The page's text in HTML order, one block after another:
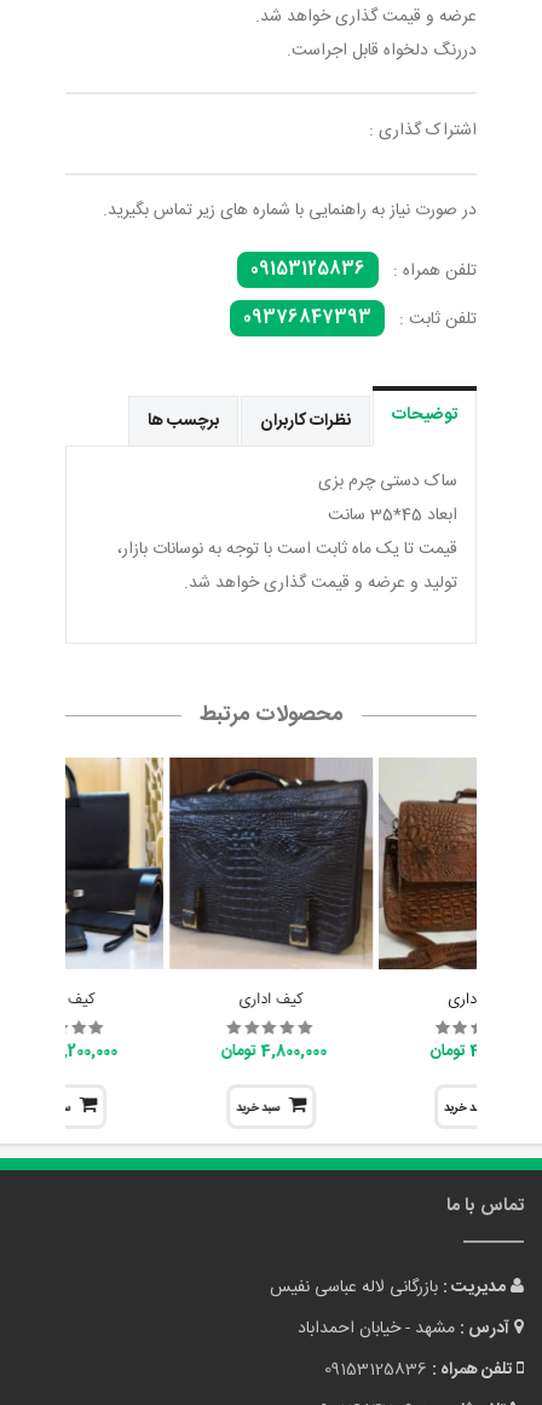
عرضه و قیمت گذاری خواهد شد.
دررنگ دلخواه قابل اجراست.
اشتراک گذاری :
در صورت نیاز به راهنمایی با شماره های زیر تماس بگیرید.
تلفن همراه :
09153125836
تلفن ثابت :
09376847393
توضیحات نظرات کاربران برچسب ها
ساک دستی چرم بزی
ابعاد 45*35 سانت
قیمت تا یک ماه ثابت است با توجه به نوسانات بازار،
تولید و عرضه و قیمت گذاری خواهد شد.
محصولات مرتبط
کیف اداری
4,800,000 تومان
سبد خرید
کیف اداری
4,800,000 تومان
سبد خرید
کیف اداری
7,200,000 تومان
سبد خرید
تماس با ما
مدیریت : بازرگانی لاله عباسی نفیس
آدرس : مشهد - خیابان احمداباد
تلفن همراه : 09153125836